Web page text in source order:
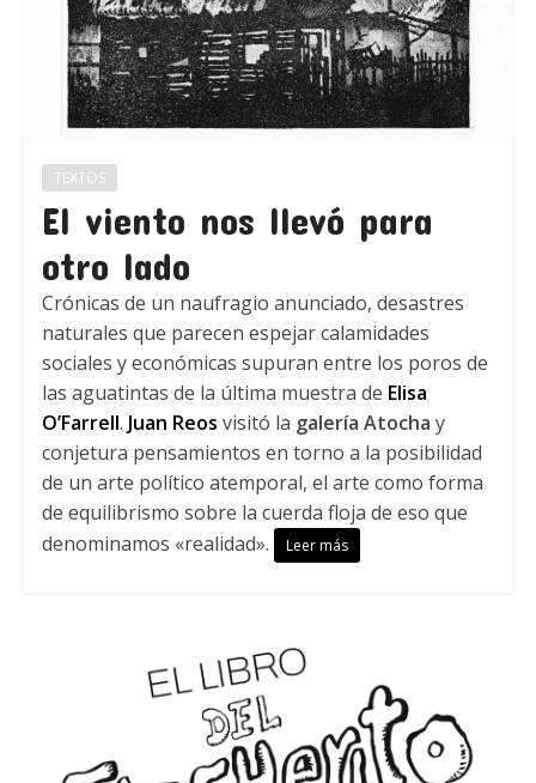
TEXTOS
El viento nos llevó para
otro lado
Crónicas de un naufragio anunciado, desastres
naturales que parecen espejar calamidades
sociales y económicas supuran entre los poros de
las aguatintas de la última muestra de Elisa
O’Farrell. Juan Reos visitó la galería Atocha y
conjetura pensamientos en torno a la posibilidad
de un arte político atemporal, el arte como forma
de equilibrismo sobre la cuerda floja de eso que
denominamos «realidad».
Leer más